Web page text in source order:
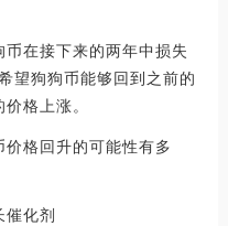
在接下来的两年中损失
望狗狗币能够回到之前的
格上涨。
格回升的可能性有多
化剂